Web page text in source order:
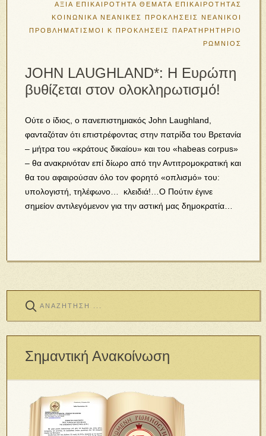
ΑΞΙΑ ΕΠΙΚΑΙΡΟΤΗΤΑ ΘΕΜΑΤΑ ΕΠΙΚΑΙΡΟΤΗΤΑΣ
ΚΟΙΝΩΝΙΚΑ ΝΕΑΝΙΚΕΣ ΠΡΟΚΛΗΣΕΙΣ
ΝΕΑΝΙΚΟΙ
ΠΡΟΒΛΗΜΑΤΙΣΜΟΙ Κ ΠΡΟΚΛΗΣΕΙΣ
ΠΑΡΑΤΗΡΗΤΗΡΙΟ
ΡΩΜΝΙΟΣ
JOHN LAUGHLAND*: H Ευρώπη
βυθίζεται στον ολοκληρωτισμό!
Oύτε ο ίδιος, ο πανεπιστημιακός John Laughland,
φανταζόταν ότι επιστρέφοντας στην πατρίδα του Βρετανία
– μήτρα του «κράτους δικαίου» και του «habeas corpus»
– θα ανακρινόταν επί δίωρο από την Αντιτρομοκρατική και
θα του αφαιρούσαν όλο τον φορητό «οπλισμό» του:
υπολογιστή, τηλέφωνο… κλειδιά!…Ο Πούτιν έγινε
σημείον αντιλεγόμενον για την αστική μας δημοκρατία…
Σημαντική Ανακοίνωση